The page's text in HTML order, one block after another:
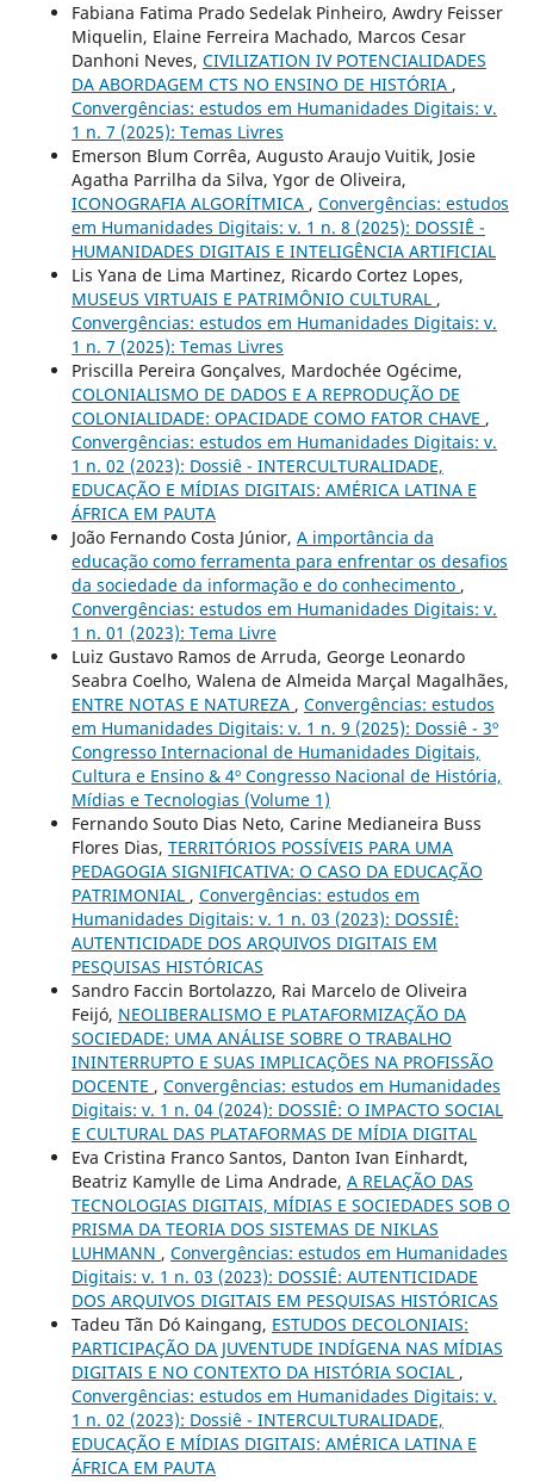
Fabiana Fatima Prado Sedelak Pinheiro, Awdry Feisser
Miquelin, Elaine Ferreira Machado, Marcos Cesar
Danhoni Neves, CIVILIZATION IV POTENCIALIDADES
DA ABORDAGEM CTS NO ENSINO DE HISTÓRIA ,
Convergências: estudos em Humanidades Digitais: v.
1 n. 7 (2025): Temas Livres
Emerson Blum Corrêa, Augusto Araujo Vuitik, Josie
Agatha Parrilha da Silva, Ygor de Oliveira,
ICONOGRAFIA ALGORÍTMICA , Convergências: estudos
em Humanidades Digitais: v. 1 n. 8 (2025): DOSSIÊ -
HUMANIDADES DIGITAIS E INTELIGÊNCIA ARTIFICIAL
Lis Yana de Lima Martinez, Ricardo Cortez Lopes,
MUSEUS VIRTUAIS E PATRIMÔNIO CULTURAL ,
Convergências: estudos em Humanidades Digitais: v.
1 n. 7 (2025): Temas Livres
Priscilla Pereira Gonçalves, Mardochée Ogécime,
COLONIALISMO DE DADOS E A REPRODUÇÃO DE
COLONIALIDADE: OPACIDADE COMO FATOR CHAVE ,
Convergências: estudos em Humanidades Digitais: v.
1 n. 02 (2023): Dossiê - INTERCULTURALIDADE,
EDUCAÇÃO E MÍDIAS DIGITAIS: AMÉRICA LATINA E
ÁFRICA EM PAUTA
João Fernando Costa Júnior, A importância da
educação como ferramenta para enfrentar os desafios
da sociedade da informação e do conhecimento ,
Convergências: estudos em Humanidades Digitais: v.
1 n. 01 (2023): Tema Livre
Luiz Gustavo Ramos de Arruda, George Leonardo
Seabra Coelho, Walena de Almeida Marçal Magalhães,
ENTRE NOTAS E NATUREZA , Convergências: estudos
em Humanidades Digitais: v. 1 n. 9 (2025): Dossiê - 3º
Congresso Internacional de Humanidades Digitais,
Cultura e Ensino & 4º Congresso Nacional de História,
Mídias e Tecnologias (Volume 1)
Fernando Souto Dias Neto, Carine Medianeira Buss
Flores Dias, TERRITÓRIOS POSSÍVEIS PARA UMA
PEDAGOGIA SIGNIFICATIVA: O CASO DA EDUCAÇÃO
PATRIMONIAL , Convergências: estudos em
Humanidades Digitais: v. 1 n. 03 (2023): DOSSIÊ:
AUTENTICIDADE DOS ARQUIVOS DIGITAIS EM
PESQUISAS HISTÓRICAS
Sandro Faccin Bortolazzo, Rai Marcelo de Oliveira
Feijó, NEOLIBERALISMO E PLATAFORMIZAÇÃO DA
SOCIEDADE: UMA ANÁLISE SOBRE O TRABALHO
ININTERRUPTO E SUAS IMPLICAÇÕES NA PROFISSÃO
DOCENTE , Convergências: estudos em Humanidades
Digitais: v. 1 n. 04 (2024): DOSSIÊ: O IMPACTO SOCIAL
E CULTURAL DAS PLATAFORMAS DE MÍDIA DIGITAL
Eva Cristina Franco Santos, Danton Ivan Einhardt,
Beatriz Kamylle de Lima Andrade, A RELAÇÃO DAS
TECNOLOGIAS DIGITAIS, MÍDIAS E SOCIEDADES SOB O
PRISMA DA TEORIA DOS SISTEMAS DE NIKLAS
LUHMANN , Convergências: estudos em Humanidades
Digitais: v. 1 n. 03 (2023): DOSSIÊ: AUTENTICIDADE
DOS ARQUIVOS DIGITAIS EM PESQUISAS HISTÓRICAS
Tadeu Tãn Dó Kaingang, ESTUDOS DECOLONIAIS:
PARTICIPAÇÃO DA JUVENTUDE INDÍGENA NAS MÍDIAS
DIGITAIS E NO CONTEXTO DA HISTÓRIA SOCIAL ,
Convergências: estudos em Humanidades Digitais: v.
1 n. 02 (2023): Dossiê - INTERCULTURALIDADE,
EDUCAÇÃO E MÍDIAS DIGITAIS: AMÉRICA LATINA E
ÁFRICA EM PAUTA